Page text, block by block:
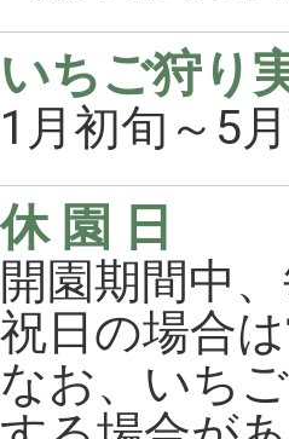
いちご狩り
1月初旬～5
休 園 日
開園期間中
祝日の場合
なお、いち